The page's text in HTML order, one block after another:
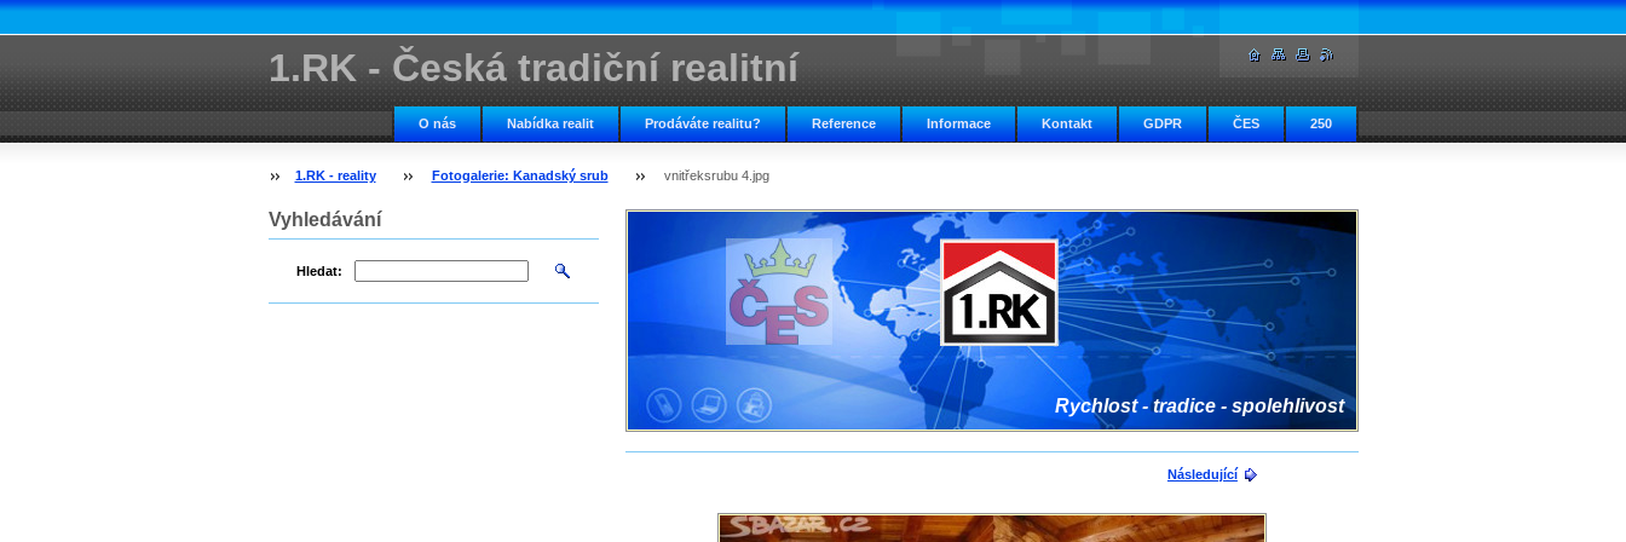
1.RK - Česká tradiční realitní
kancelářO nás Nabídka realit Prodáváte realitu? Reference Informace Kontakt GDPR ČES 250
1.RK - reality Fotogalerie: Kanadský srub vnitřeksrubu 4.jpg
Rychlost - tradice - spolehlivost
Následující
Vyhledávání
Hledat: